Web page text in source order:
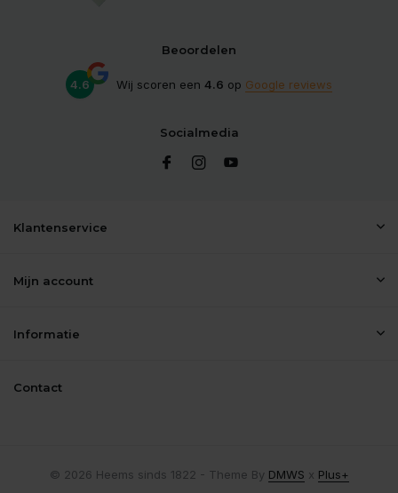
Beoordelen
4.6 Wij scoren een 4.6 op Google reviews
Socialmedia
Klantenservice
Mijn account
Informatie
Contact
© 2026 Heems sinds 1822 - Theme By DMWS x Plus+